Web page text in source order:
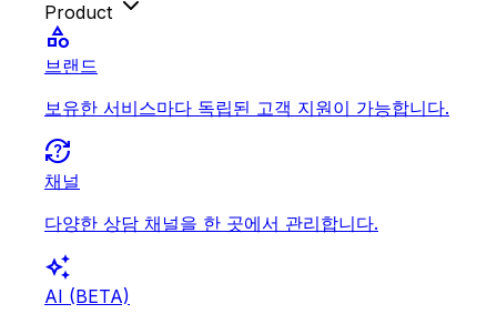
Product
category
브랜드
보유한 서비스마다 독립된 고객 지원이 가능합니다.
question_exchange
채널
다양한 상담 채널을 한 곳에서 관리합니다.
auto_awesome
AI (BETA)